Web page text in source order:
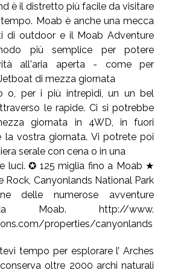
è il distretto più facile da visitare
Moab è anche una mecca
di outdoor e il Moab Adventure
più semplice per potere
all'aria aperta - come per
di mezza giornata
o, per i più intrepidi, un un bel
le rapide. Ci si potrebbe
giornata in 4WD, in fuori
la vostra giornata. Vi potrete poi
serale con cena o in una
luci. ✪ 125 miglia fino a Moab ★
Rock, Canyonlands National Park
delle numerose avventure
Moab. http://www.
properties/canyonlands
tempo per esplorare l’ Arches
oltre 2000 archi naturali